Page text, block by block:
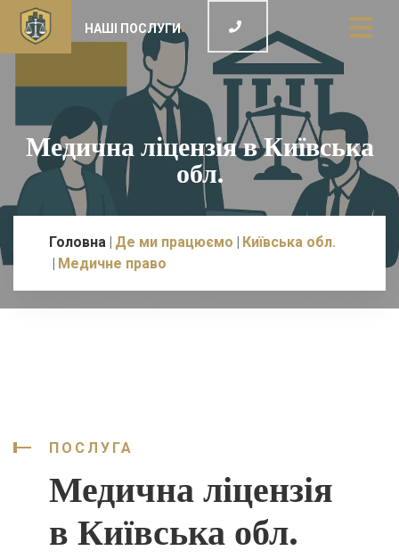
НАШІ ПОСЛУГИ
Медична ліцензія в Київська
обл.
Головна Де ми працюємо
Київська обл.
Медичне право
ПОСЛУГА
Медична ліцензія
в Київська обл.